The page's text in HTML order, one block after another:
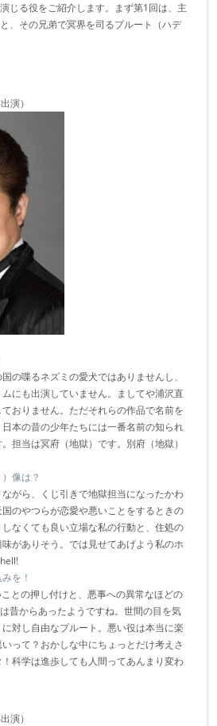
じる役をご紹介します。まず第1回は、主
、その兄弟で冥界を司るプルート（ハデ
演）
の喋るネズミの愛犬ではありませんし、
にも出演していません。ましてや浦沢直
おりません。ただそれらの作品で名前を
本の昔の少年たちには一番名前の知られ
担当は冥府（地獄）です。別府（地獄）
像は？
がら、くじ引きで地獄担当になったかわ
のやつらが恋愛や悪いことをするときの
なくても良い立場な私の行動と、住処の
がありそう。では見せてあげよう私のホ
を！
との押し付けと、悪事への異常なほどの
昔からあったようですね。世間の目を気
対し自由なプルート。悪い役は本当に楽
って？おかしな中にちょっとだけ考えさ
科学は進歩しても人間ってあんまり変わ
演）